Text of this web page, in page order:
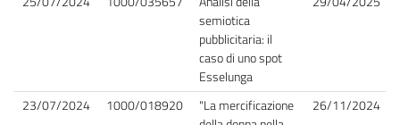
semiotica
pubblicitaria: il
caso di uno spot
Esselunga
23/07/2024 1000/018920
"La mercificazione
26/11/2024